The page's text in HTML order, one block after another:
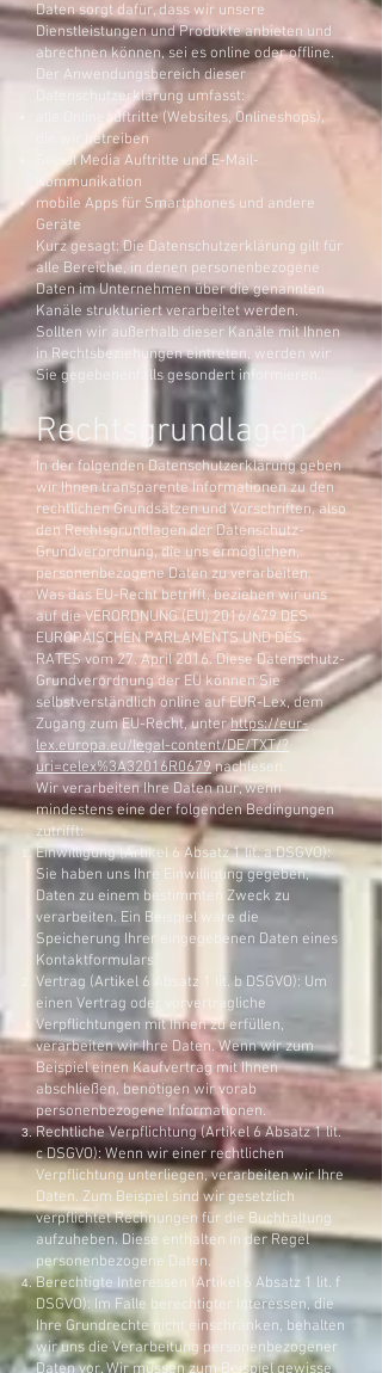
Daten sorgt dafür, dass wir unsere
Dienstleistungen und Produkte anbieten und
abrechnen können, sei es online oder offline.
Der Anwendungsbereich dieser
Datenschutzerklärung umfasst:
alle Onlineauftritte (Websites, Onlineshops),
die wir betreiben
Social Media Auftritte und E-Mail-
Kommunikation
mobile Apps für Smartphones und andere
Geräte
Kurz gesagt: Die Datenschutzerklärung gilt für
alle Bereiche, in denen personenbezogene
Daten im Unternehmen über die genannten
Kanäle strukturiert verarbeitet werden.
Sollten wir außerhalb dieser Kanäle mit Ihnen
in Rechtsbeziehungen eintreten, werden wir
Sie gegebenenfalls gesondert informieren.
Rechtsgrundlagen
In der folgenden Datenschutzerklärung geben
wir Ihnen transparente Informationen zu den
rechtlichen Grundsätzen und Vorschriften, also
den Rechtsgrundlagen der Datenschutz-
Grundverordnung, die uns ermöglichen,
personenbezogene Daten zu verarbeiten.
Was das EU-Recht betrifft, beziehen wir uns
auf die VERORDNUNG (EU) 2016/679 DES
EUROPÄISCHEN PARLAMENTS UND DES
RATES vom 27. April 2016. Diese Datenschutz-
Grundverordnung der EU können Sie
selbstverständlich online auf EUR-Lex, dem
Zugang zum EU-Recht, unterhttps://eur-
lex.europa.eu/legal-content/DE/TXT/?
uri=celex%3A32016R0679nachlesen.
Wir verarbeiten Ihre Daten nur, wenn
mindestens eine der folgenden Bedingungen
zutrifft:
Einwilligung (Artikel 6 Absatz 1 lit. a DSGVO):
Sie haben uns Ihre Einwilligung gegeben,
Daten zu einem bestimmten Zweck zu
verarbeiten. Ein Beispiel wäre die
Speicherung Ihrer eingegebenen Daten eines
Kontaktformulars.
Vertrag (Artikel 6 Absatz 1 lit. b DSGVO): Um
einen Vertrag oder vorvertragliche
Verpflichtungen mit Ihnen zu erfüllen,
verarbeiten wir Ihre Daten. Wenn wir zum
Beispiel einen Kaufvertrag mit Ihnen
abschließen, benötigen wir vorab
personenbezogene Informationen.
Rechtliche Verpflichtung (Artikel 6 Absatz 1 lit.
c DSGVO): Wenn wir einer rechtlichen
Verpflichtung unterliegen, verarbeiten wir Ihre
Daten. Zum Beispiel sind wir gesetzlich
verpflichtet Rechnungen für die Buchhaltung
aufzuheben. Diese enthalten in der Regel
personenbezogene Daten.
Berechtigte Interessen (Artikel 6 Absatz 1 lit. f
DSGVO): Im Falle berechtigter Interessen, die
Ihre Grundrechte nicht einschränken, behalten
wir uns die Verarbeitung personenbezogener